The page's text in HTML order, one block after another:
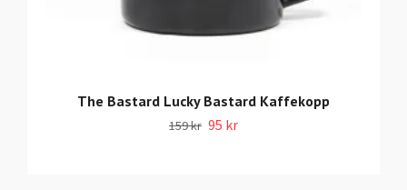
The Bastard Lucky Bastard Kaffekopp
159 kr 95 kr